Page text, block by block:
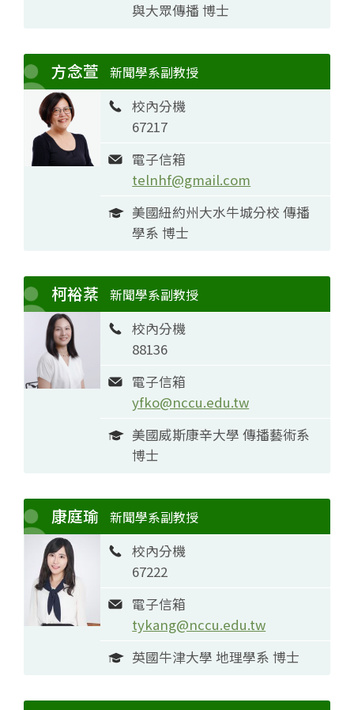
與大眾傳播 博士
方念萱 新聞學系副教授
校內分機
67217
電子信箱
telnhf@gmail.com
美國紐約州大水牛城分校 傳播
學系 博士
柯裕棻 新聞學系副教授
校內分機
88136
電子信箱
yfko@nccu.edu.tw
美國威斯康辛大學 傳播藝術系
博士
康庭瑜 新聞學系副教授
校內分機
67222
電子信箱
tykang@nccu.edu.tw
英國牛津大學 地理學系 博士